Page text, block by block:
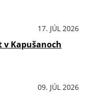
17. JÚL 2026
v Kapušanoch
09. JÚL 2026